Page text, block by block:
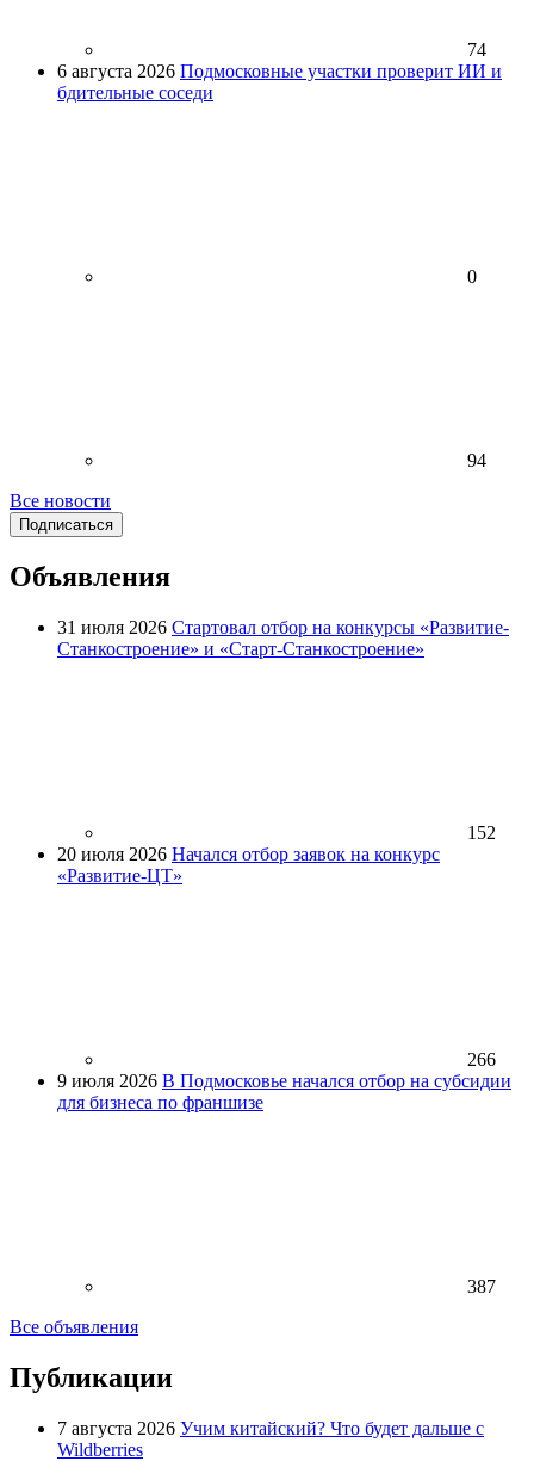
74
6 августа 2026 Подмосковные участки проверит ИИ и
бдительные соседи
0
94
Все новости
Подписаться
Объявления
31 июля 2026 Стартовал отбор на конкурсы «Развитие-
Станкостроение» и «Старт-Станкостроение»
152
20 июля 2026 Начался отбор заявок на конкурс
«Развитие-ЦТ»
266
9 июля 2026 В Подмосковье начался отбор на субсидии
для бизнеса по франшизе
387
Все объявления
Публикации
7 августа 2026 Учим китайский? Что будет дальше с
Wildberries